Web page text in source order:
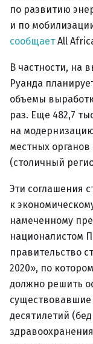
по развитию
и по
сообщаетAll
В частности, на
Руанда
объемы
раз. Еще 482,7
на
местных
(столичный
Эти соглашения
к
намеченному
националистом
правительство
2020», по
должно решить
десятилетий